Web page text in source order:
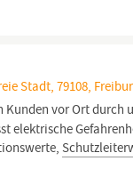
Stadt, 79108,
Kunden vor Ort
elektrische